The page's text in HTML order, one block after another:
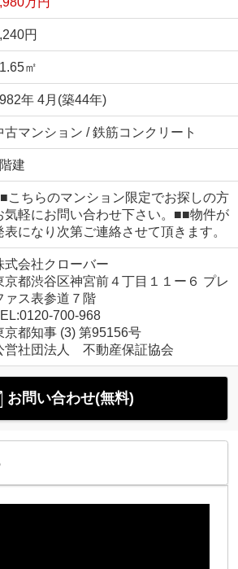
円
㎡
年 4月(築44年)
古マンション / 鉄筋コンクリート
建
こちらのマンション限定でお探しの方
気軽にお問い合わせ下さい。■■物件が
表になり次第ご連絡させて頂きます。
式会社クローバー
京都渋谷区神宮前４丁目１１ー６ プレ
ァス表参道７階
700-968
京都知事 (3) 第95156号
営社団法人 不動産保証協会
お問い合わせ(無料)